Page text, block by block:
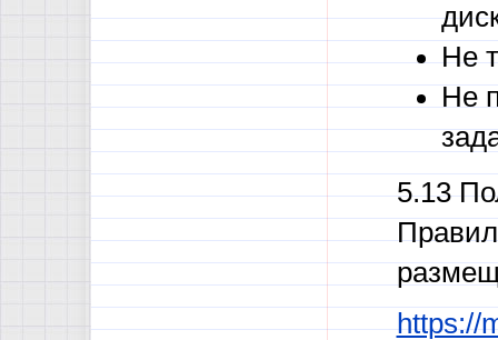
Не
Не
5.13
https://